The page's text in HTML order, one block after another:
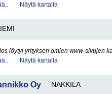
Näytä kartalla
löytyi yrityksen omien www-sivujen
Näytä kartalla
Oy NAKKILA